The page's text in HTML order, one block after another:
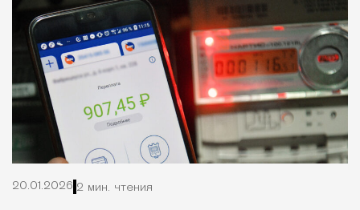
20.01.2026 2 мин. чтения